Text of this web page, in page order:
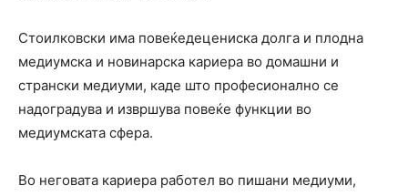
Стоилковски има повеќедецениска долга и плодна
медиумска и новинарска кариера во домашни и
странски медиуми, каде што професионално се
надоградува и извршува повеќе функции во
медиумската сфера.
Во неговата кариера работел во пишани медиуми,